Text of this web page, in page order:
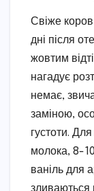
Свіже
дні після
жовтим
нагадує
немає,
заміною,
густоти.
молока, 8-
ваніль для
зливаються